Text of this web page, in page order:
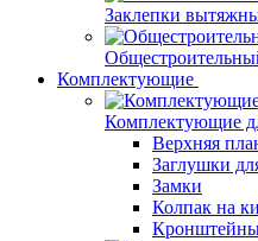
Заклепки
Комплектующие
Комплектующие
Верхняя
Заглушки
Замки
Колпак на
Кронштейны